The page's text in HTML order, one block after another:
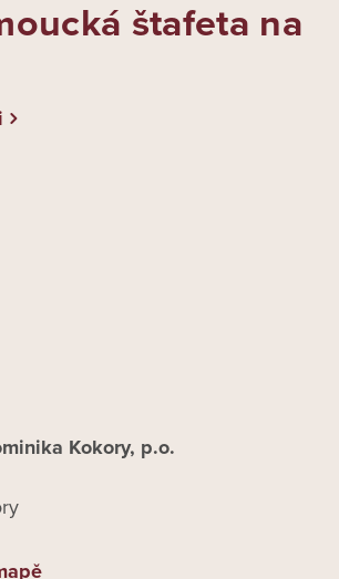
štafeta na
Kokory, p.o.